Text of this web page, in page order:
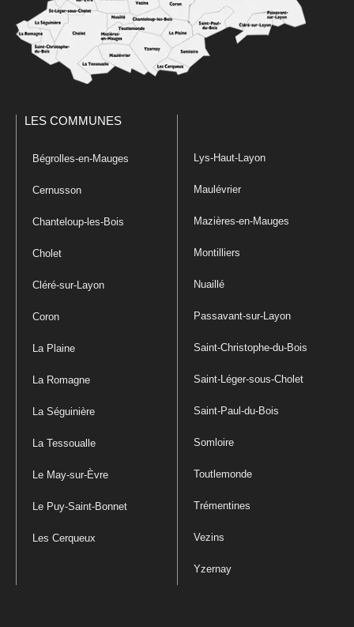
LES COMMUNES
Bégrolles-en-Mauges
Cernusson
Chanteloup-les-Bois
Cholet
Cléré-sur-Layon
Coron
La Plaine
La Romagne
La Séguinière
La Tessoualle
Le May-sur-Èvre
Le Puy-Saint-Bonnet
Les Cerqueux
Lys-Haut-Layon
Maulévrier
Mazières-en-Mauges
Montilliers
Nuaillé
Passavant-sur-Layon
Saint-Christophe-du-Bois
Saint-Léger-sous-Cholet
Saint-Paul-du-Bois
Somloire
Toutlemonde
Trémentines
Vezins
Yzernay